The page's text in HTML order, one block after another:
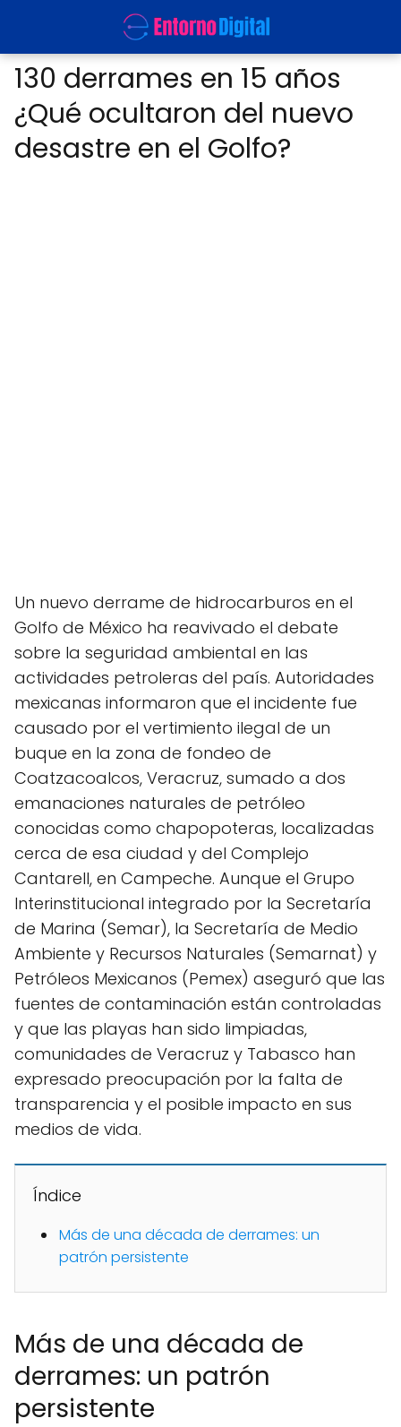
130 derrames en 15 años
¿Qué ocultaron del nuevo
desastre en el Golfo?
Un nuevo derrame de hidrocarburos en el
Golfo de México ha reavivado el debate
sobre la seguridad ambiental en las
actividades petroleras del país. Autoridades
mexicanas informaron que el incidente fue
causado por el vertimiento ilegal de un
buque en la zona de fondeo de
Coatzacoalcos, Veracruz, sumado a dos
emanaciones naturales de petróleo
conocidas como chapopoteras, localizadas
cerca de esa ciudad y del Complejo
Cantarell, en Campeche. Aunque el Grupo
Interinstitucional integrado por la Secretaría
de Marina (Semar), la Secretaría de Medio
Ambiente y Recursos Naturales (Semarnat) y
Petróleos Mexicanos (Pemex) aseguró que las
fuentes de contaminación están controladas
y que las playas han sido limpiadas,
comunidades de Veracruz y Tabasco han
expresado preocupación por la falta de
transparencia y el posible impacto en sus
medios de vida.
Índice
Más de una década de derrames: un
patrón persistente
Más de una década de
derrames: un patrón
persistente